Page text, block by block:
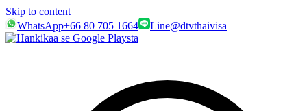
Skip to content
WhatsApp+66 80 705 1664 Line@dtvthaivisa